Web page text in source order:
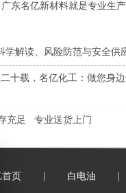
东名亿新材料就是专业生
学解读、风险防范与安全供
十载，名亿化工：做您身
充足 专业送货上门
首页 白电油